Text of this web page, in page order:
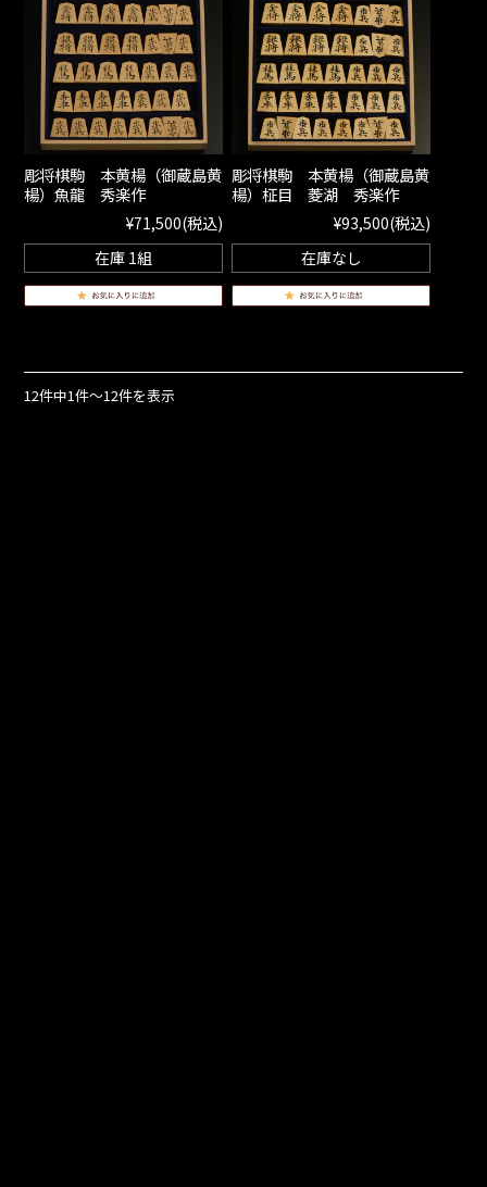
彫将棋駒 本黄楊（御蔵島黄
楊）魚龍 秀楽作
¥71,500(税込)
在庫 1組
彫将棋駒 本黄楊（御蔵島黄
楊）柾目 菱湖 秀楽作
¥93,500(税込)
在庫なし
12件中1件～12件を表示